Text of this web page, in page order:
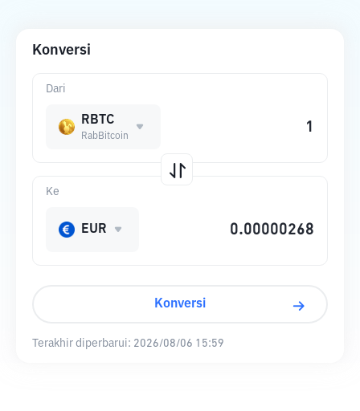
Konversi
Dari
RBTC
RabBitcoin
Ke
EUR
Konversi
Terakhir diperbarui: 2026/08/06 15:59